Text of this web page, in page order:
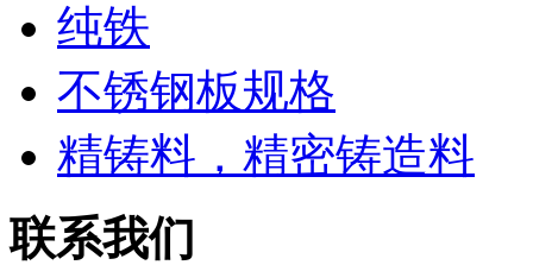
纯铁
不锈钢板规格
精铸料，精密铸造料
联系我们